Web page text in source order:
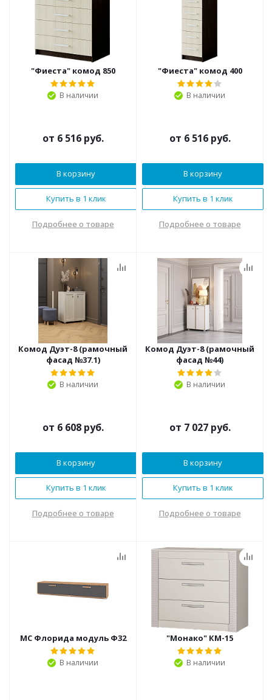
"Фиеста" комод 850
В наличии
от 6 516 руб.
В корзину
Купить в 1 клик
Подробнее о товаре
"Фиеста" комод 400
В наличии
от 6 516 руб.
В корзину
Купить в 1 клик
Подробнее о товаре
Комод Дуэт-8 (рамочный
фасад №37.1)
В наличии
от 6 608 руб.
В корзину
Купить в 1 клик
Подробнее о товаре
Комод Дуэт-8 (рамочный
фасад №44)
В наличии
от 7 027 руб.
В корзину
Купить в 1 клик
Подробнее о товаре
МС Флорида модуль Ф32
В наличии
"Монако" КМ-15
В наличии